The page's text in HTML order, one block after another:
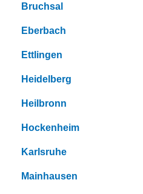
Bruchsal
Eberbach
Ettlingen
Heidelberg
Heilbronn
Hockenheim
Karlsruhe
Mainhausen